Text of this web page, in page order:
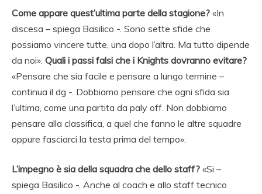
Come appare quest’ultima parte della stagione? «In
discesa – spiega Basilico -. Sono sette sfide che
possiamo vincere tutte, una dopo l’altra. Ma tutto dipende
da noi». Quali i passi falsi che i Knights dovranno evitare?
«Pensare che sia facile e pensare a lungo termine –
continua il dg -. Dobbiamo pensare che ogni sfida sia
l’ultima, come una partita da paly off. Non dobbiamo
pensare alla classifica, a quel che fanno le altre squadre
oppure fasciarci la testa prima del tempo».
L’impegno è sia della squadra che dello staff? «Si –
spiega Basilico -. Anche al coach e allo staff tecnico